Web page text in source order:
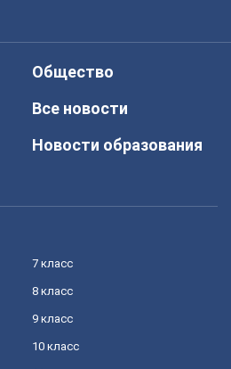
Общество
Все новости
Новости образования
7 класс
8 класс
9 класс
10 класс